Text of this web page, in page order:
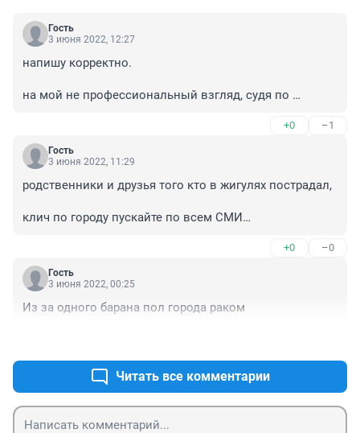
Гость
3 июня 2022, 12:27
напишу корректно.
на мой не профессиональный взгляд, судя по
ВОДИТЕЛЬ автомобиля МАН, вытеснил
( сознательно выдавил, думаю что да. Или не
руля , это прежде всего посмотреть в зеркало после
на встречку, под СКАНИЮ, того самого водителя
грузовика - гибель ).
Минимум чтобы я сделал будь моя воля, лишил бы
надеюсь так пропустите.
Заранее благодарен.
тут ... )
+0 –1
Гость
3 июня 2022, 11:29
родственники и друзья того кто в жигулях пострадал,
клич по городу пускайте по всем СМИ
Минимум кто то один был с регистратором с зади от
той ситуации которая произошла.
сктотски.
+0 –0
Гость
3 июня 2022, 00:25
Из за одного барана пол города раком
Читать все комментарии